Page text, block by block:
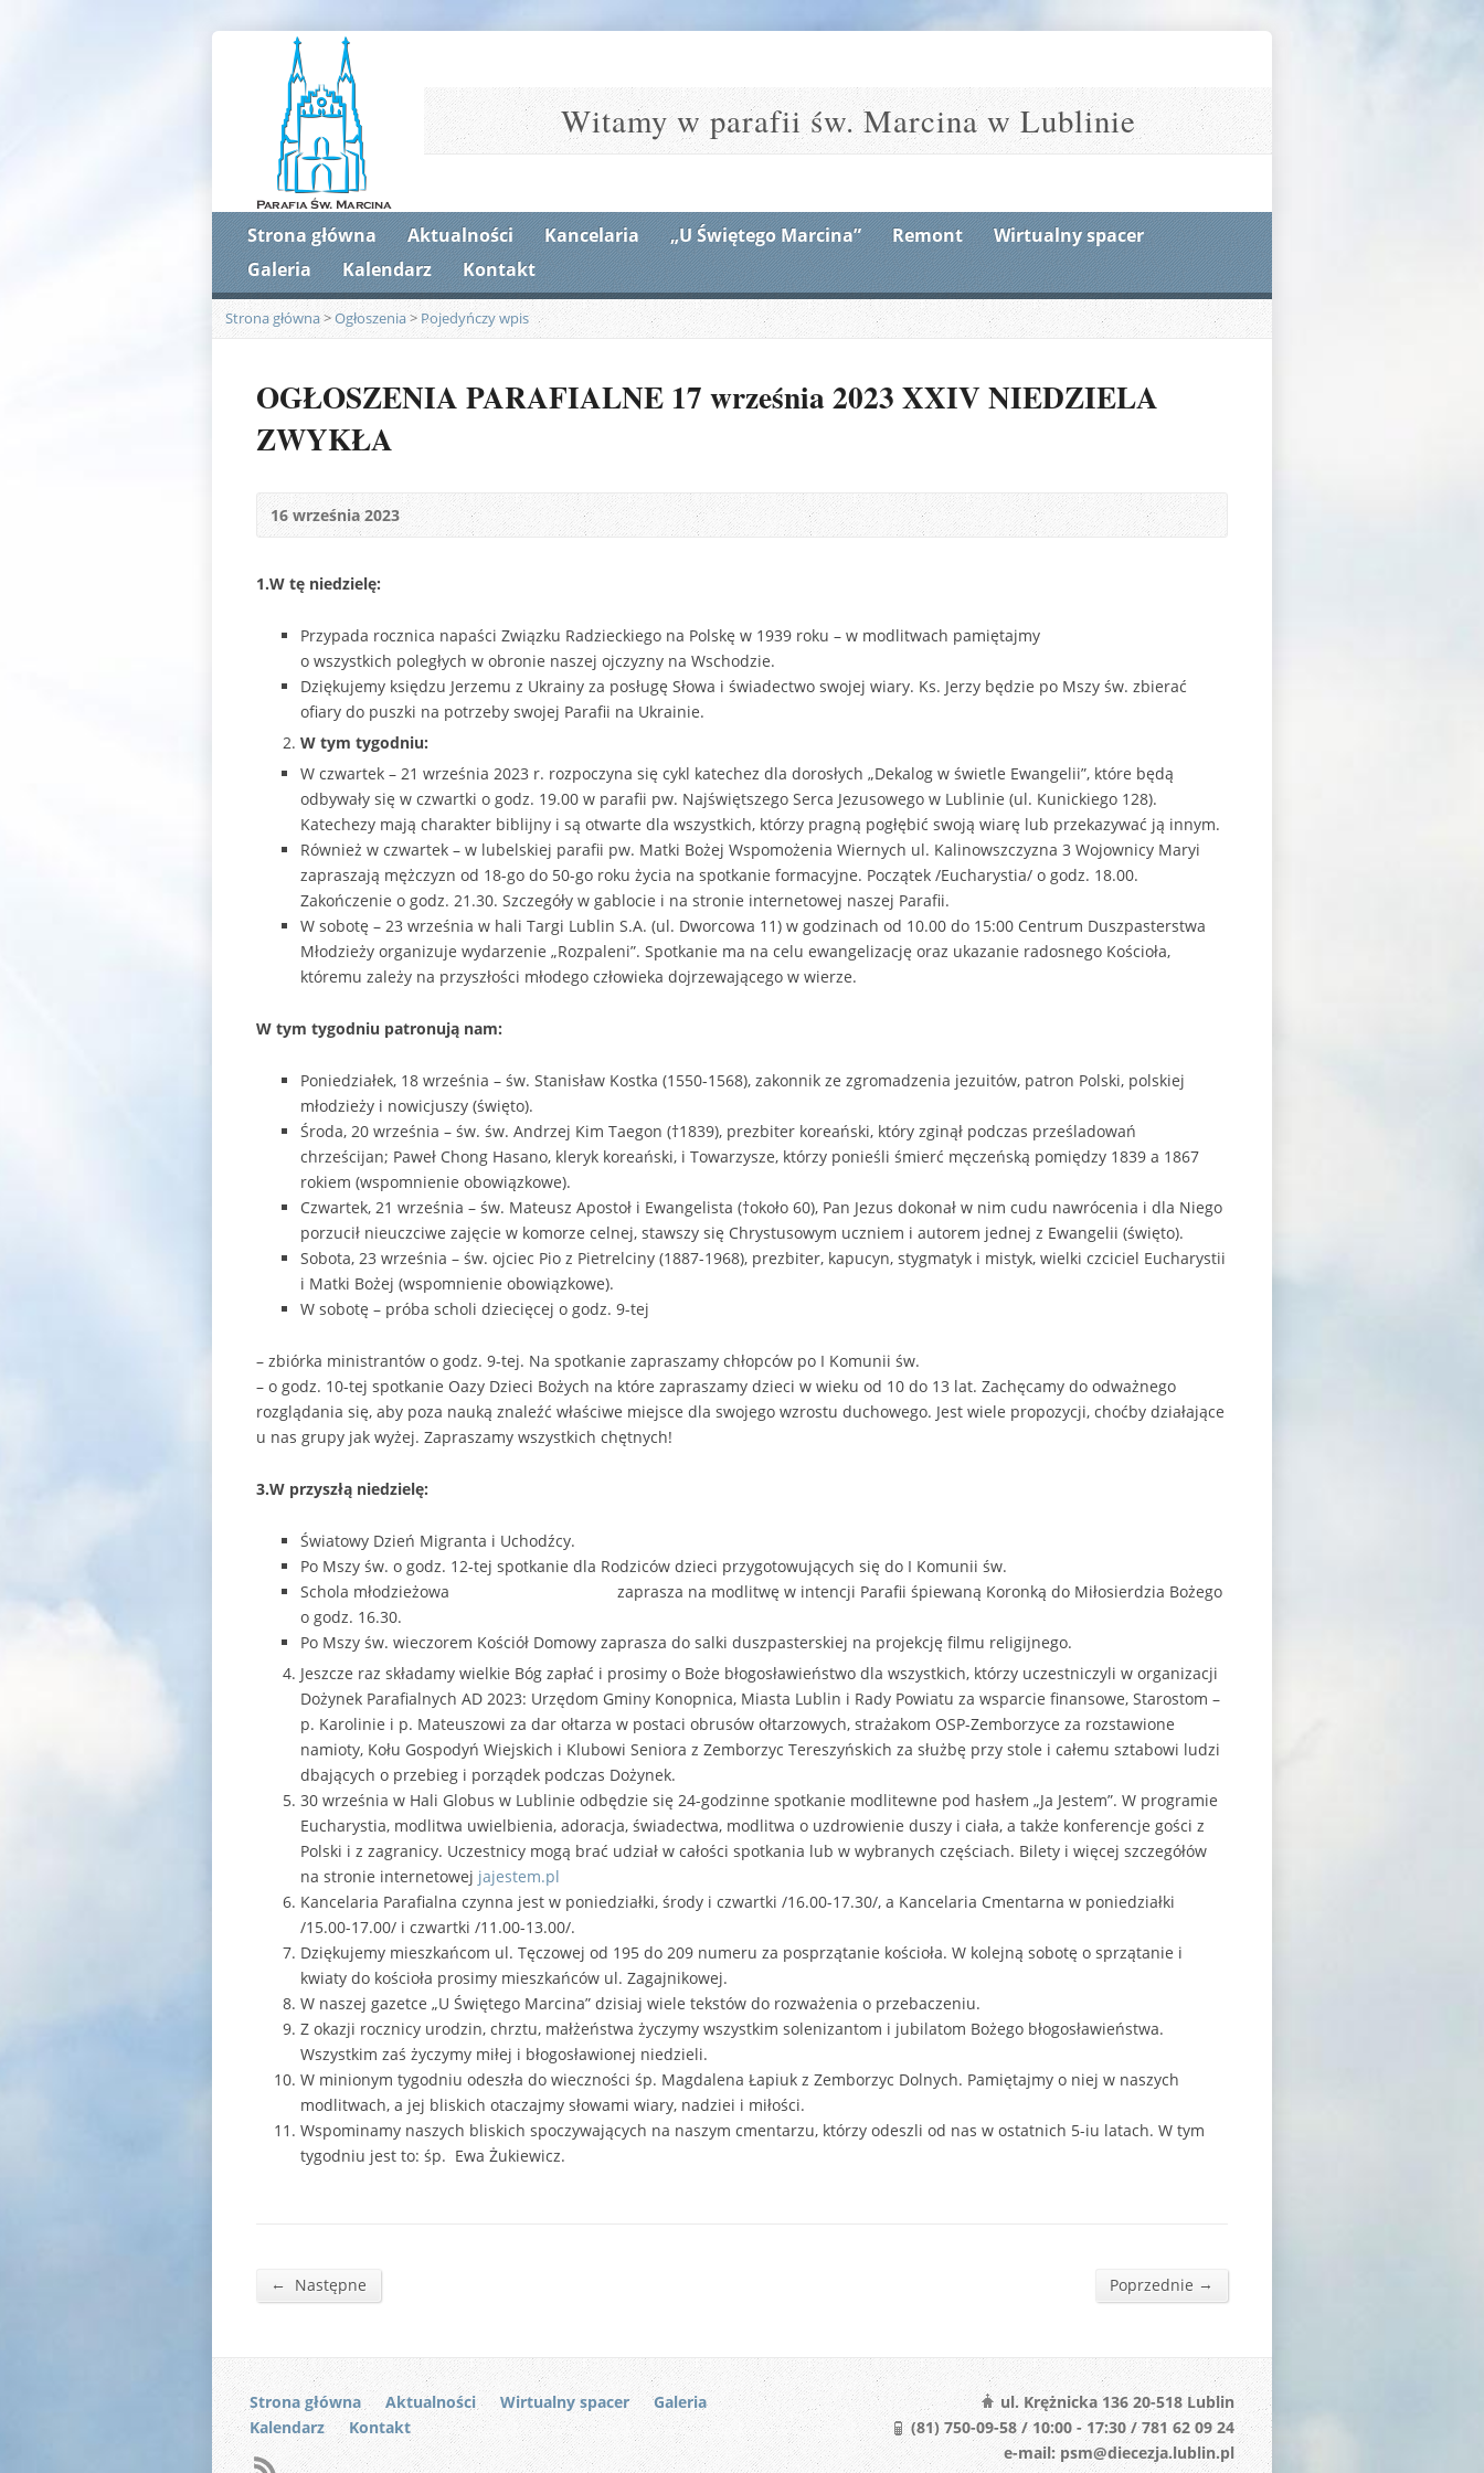
Witamy w parafii św. Marcina w Lublinie
Strona główna Aktualności Kancelaria „U Świętego Marcina” Remont
Wirtualny spacer
Galeria
Kalendarz Kontakt
Strona główna>Ogłoszenia> Pojedyńczy wpis
OGŁOSZENIA PARAFIALNE 17 września 2023 XXIV NIEDZIELA
ZWYKŁA
16 września 2023
1.W tę niedzielę:
Przypada rocznica napaści Związku Radzieckiego na Polskę w 1939 roku – w modlitwach pamiętajmy
o wszystkich poległych w obronie naszej ojczyzny na Wschodzie.
Dziękujemy księdzu Jerzemu z Ukrainy za posługę Słowa i świadectwo swojej wiary. Ks. Jerzy będzie po Mszy św. zbierać
ofiary do puszki na potrzeby swojej Parafii na Ukrainie.
W tym tygodniu:
W czwartek – 21 września 2023 r. rozpoczyna się cykl katechez dla dorosłych „Dekalog w świetle Ewangelii”, które będą
odbywały się w czwartki o godz. 19.00 w parafii pw. Najświętszego Serca Jezusowego w Lublinie (ul. Kunickiego 128).
Katechezy mają charakter biblijny i są otwarte dla wszystkich, którzy pragną pogłębić swoją wiarę lub przekazywać ją innym.
Również w czwartek – w lubelskiej parafii pw. Matki Bożej Wspomożenia Wiernych ul. Kalinowszczyzna 3 Wojownicy Maryi
zapraszają mężczyzn od 18-go do 50-go roku życia na spotkanie formacyjne. Początek /Eucharystia/ o godz. 18.00.
Zakończenie o godz. 21.30. Szczegóły w gablocie i na stronie internetowej naszej Parafii.
W sobotę – 23 września w hali Targi Lublin S.A. (ul. Dworcowa 11) w godzinach od 10.00 do 15:00 Centrum Duszpasterstwa
Młodzieży organizuje wydarzenie „Rozpaleni”. Spotkanie ma na celu ewangelizację oraz ukazanie radosnego Kościoła,
któremu zależy na przyszłości młodego człowieka dojrzewającego w wierze.
W tym tygodniu patronują nam:
Poniedziałek, 18 września – św. Stanisław Kostka (1550-1568), zakonnik ze zgromadzenia jezuitów, patron Polski, polskiej
młodzieży i nowicjuszy (święto).
Środa, 20 września – św. św. Andrzej Kim Taegon (†1839), prezbiter koreański, który zginął podczas prześladowań
chrześcijan; Paweł Chong Hasano, kleryk koreański, i Towarzysze, którzy ponieśli śmierć męczeńską pomiędzy 1839 a 1867
rokiem (wspomnienie obowiązkowe).
Czwartek, 21 września – św. Mateusz Apostoł i Ewangelista (†około 60), Pan Jezus dokonał w nim cudu nawrócenia i dla Niego
porzucił nieuczciwe zajęcie w komorze celnej, stawszy się Chrystusowym uczniem i autorem jednej z Ewangelii (święto).
Sobota, 23 września – św. ojciec Pio z Pietrelciny (1887-1968), prezbiter, kapucyn, stygmatyk i mistyk, wielki czciciel Eucharystii
i Matki Bożej (wspomnienie obowiązkowe).
W sobotę – próba scholi dziecięcej o godz. 9-tej
– zbiórka ministrantów o godz. 9-tej. Na spotkanie zapraszamy chłopców po I Komunii św.
– o godz. 10-tej spotkanie Oazy Dzieci Bożych na które zapraszamy dzieci w wieku od 10 do 13 lat. Zachęcamy do odważnego
rozglądania się, aby poza nauką znaleźć właściwe miejsce dla swojego wzrostu duchowego. Jest wiele propozycji, choćby działające
u nas grupy jak wyżej. Zapraszamy wszystkich chętnych!
3.W przyszłą niedzielę:
Światowy Dzień Migranta i Uchodźcy.
Po Mszy św. o godz. 12-tej spotkanie dla Rodziców dzieci przygotowujących się do I Komunii św.
Schola młodzieżowa
zaprasza na modlitwę w intencji Parafii śpiewaną Koronką do Miłosierdzia Bożego
o godz. 16.30.
Po Mszy św. wieczorem Kościół Domowy zaprasza do salki duszpasterskiej na projekcję filmu religijnego.
Jeszcze raz składamy wielkie Bóg zapłać i prosimy o Boże błogosławieństwo dla wszystkich, którzy uczestniczyli w organizacji
Dożynek Parafialnych AD 2023: Urzędom Gminy Konopnica, Miasta Lublin i Rady Powiatu za wsparcie finansowe, Starostom –
p. Karolinie i p. Mateuszowi za dar ołtarza w postaci obrusów ołtarzowych, strażakom OSP-Zemborzyce za rozstawione
namioty, Kołu Gospodyń Wiejskich i Klubowi Seniora z Zemborzyc Tereszyńskich za służbę przy stole i całemu sztabowi ludzi
dbających o przebieg i porządek podczas Dożynek.
30 września w Hali Globus w Lublinie odbędzie się 24-godzinne spotkanie modlitewne pod hasłem „Ja Jestem”. W programie
Eucharystia, modlitwa uwielbienia, adoracja, świadectwa, modlitwa o uzdrowienie duszy i ciała, a także konferencje gości z
Polski i z zagranicy. Uczestnicy mogą brać udział w całości spotkania lub w wybranych częściach. Bilety i więcej szczegółów
na stronie internetowej jajestem.pl
Kancelaria Parafialna czynna jest w poniedziałki, środy i czwartki /16.00-17.30/, a Kancelaria Cmentarna w poniedziałki
/15.00-17.00/ i czwartki /11.00-13.00/.
Dziękujemy mieszkańcom ul. Tęczowej od 195 do 209 numeru za posprzątanie kościoła. W kolejną sobotę o sprzątanie i
kwiaty do kościoła prosimy mieszkańców ul. Zagajnikowej.
W naszej gazetce „U Świętego Marcina” dzisiaj wiele tekstów do rozważenia o przebaczeniu.
Z okazji rocznicy urodzin, chrztu, małżeństwa życzymy wszystkim solenizantom i jubilatom Bożego błogosławieństwa.
Wszystkim zaś życzymy miłej i błogosławionej niedzieli.
W minionym tygodniu odeszła do wieczności śp. Magdalena Łapiuk z Zemborzyc Dolnych. Pamiętajmy o niej w naszych
modlitwach, a jej bliskich otaczajmy słowami wiary, nadziei i miłości.
Wspominamy naszych bliskich spoczywających na naszym cmentarzu, którzy odeszli od nas w ostatnich 5-iu latach. W tym
tygodniu jest to: śp. Ewa Żukiewicz.
← Następne Poprzednie →
Strona główna Aktualności Wirtualny spacer
Galeria
Kalendarz
Kontakt
ul. Krężnicka 136 20-518 Lublin
(81) 750-09-58 / 10:00 - 17:30 / 781 62 09 24
e-mail: psm@diecezja.lublin.pl